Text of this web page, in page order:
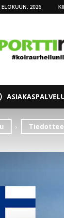
2026